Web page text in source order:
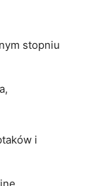
‍stopniu
i